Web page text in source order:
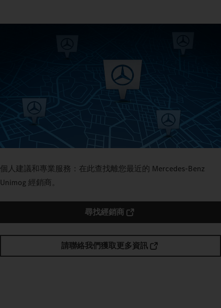
個人建議和專業服務：在此查找離您最近的 Mercedes‑Benz
Unimog 經銷商。
尋找經銷商
請聯絡我們獲取更多資訊